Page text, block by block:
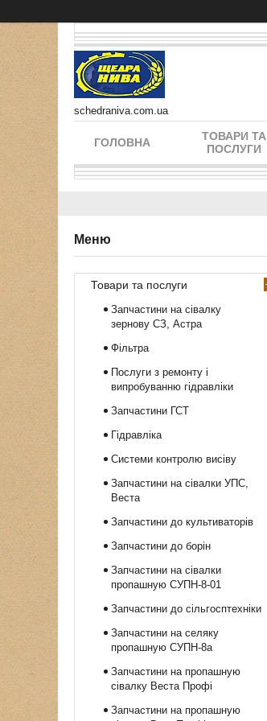
schedraniva.com.ua
ГОЛОВНА
ТОВАРИ ТА
ПОСЛУГИ
Товари та послуги
Запчастини на сівалку
зернову СЗ, Астра
Фільтра
Послуги з ремонту і
випробуванню гідравліки
Запчастини ГСТ
Гідравліка
Системи контролю висіву
Запчастини на сівалки УПС,
Веста
Запчастини до культиваторів
Запчастини до борін
Запчастини на сівалки
пропашную СУПН-8-01
Запчастини до сільгосптехніки
Запчастини на селяку
пропашную СУПН-8а
Запчастини на пропашную
сівалку Веста Профі
Запчастини на пропашную